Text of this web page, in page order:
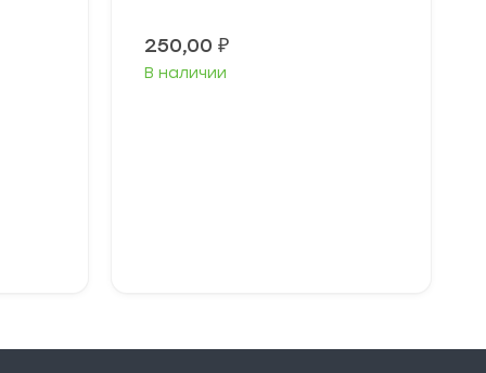
250,00 ₽
В наличии